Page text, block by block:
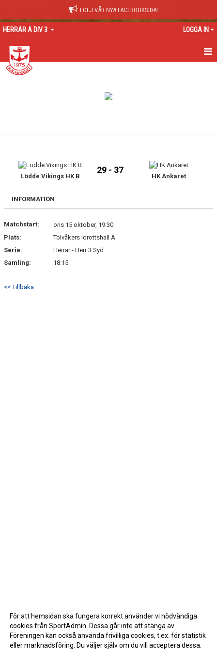
FÖLJ VÅR NYA FACEBOOKSIDA!
HERRAR A DIV 3 LOGGA IN
HEM
BILDGALLERI
DOKUMENT
MATCHER
Lödde Vikings HK B
29 - 37
HK Ankaret
INFORMATION
Matchstart:
ons 15 oktober, 19:30
Plats:
Tolvåkers Idrottshall A
Serie:
Herrar - Herr 3 Syd
Samling:
18:15
<< Tillbaka
För att hemsidan ska fungera korrekt använder vi nödvändiga
cookies från SportAdmin. Dessa går inte att stänga av.
Föreningen kan också använda frivilliga cookies, t.ex. för statistik
eller marknadsföring. Du väljer själv om du vill acceptera dessa.